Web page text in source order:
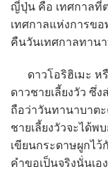
ญี่ปุ่น คือ เทศกาลที่
เทศกาลแห่งการข
คืนวันเทศกาลทานา
ดาวโอริฮิเมะ หรื
ดาวชายเลี้ยงวัว ซึ่
ถือว่าวันทานาบาต
ชายเลี้ยงวัวจะได้พ
เขียนกระดาษผูกไ
คำขอเป็นจริงนั่นเอง